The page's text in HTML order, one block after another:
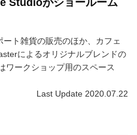
ト雑貨の販売のほか、カフェ
によるオリジナルブレンドの
ワークショップ用のスペース
Last Update 2020.07.22